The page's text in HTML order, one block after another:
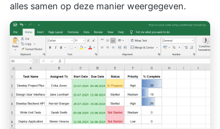
alles samen op deze manier weergegeven.